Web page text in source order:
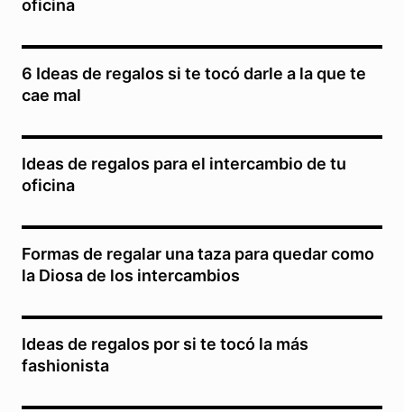
oficina
6 Ideas de regalos si te tocó darle a la que te
cae mal
Ideas de regalos para el intercambio de tu
oficina
Formas de regalar una taza para quedar como
la Diosa de los intercambios
Ideas de regalos por si te tocó la más
fashionista